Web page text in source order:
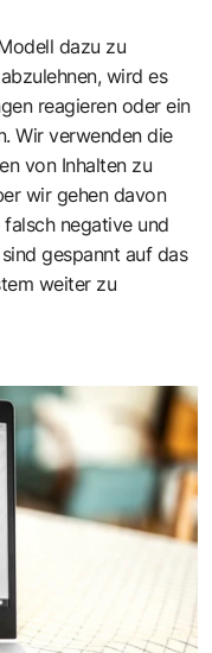
dazu zu
abzulehnen, wird es
reagieren oder ein
Wir verwenden die
von Inhalten zu
wir gehen davon
negative und
gespannt auf das
weiter zu